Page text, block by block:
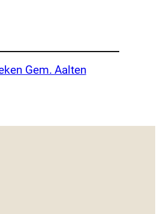
Gem. Aalten